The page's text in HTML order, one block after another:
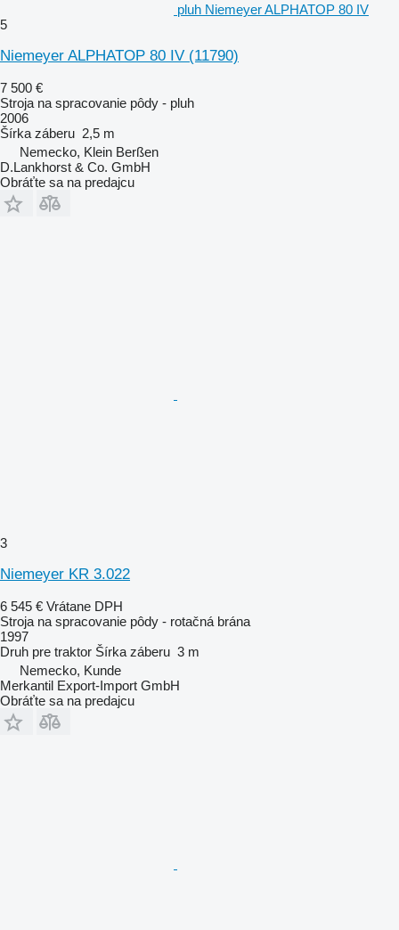
pluh Niemeyer ALPHATOP 80 IV
5
Niemeyer ALPHATOP 80 IV (11790)
7 500 €
Stroja na spracovanie pôdy - pluh
2006
Šírka záberu 2,5 m
Nemecko, Klein Berßen
D.Lankhorst & Co. GmbH
Obráťte sa na predajcu
3
Niemeyer KR 3.022
6 545 € Vrátane DPH
Stroja na spracovanie pôdy - rotačná brána
1997
Druh pre traktor Šírka záberu 3 m
Nemecko, Kunde
Merkantil Export-Import GmbH
Obráťte sa na predajcu